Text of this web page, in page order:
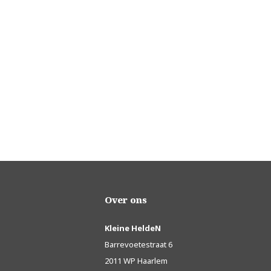
Over ons
Kleine HeldeN
Barrevoetestraat 6
2011 WP Haarlem